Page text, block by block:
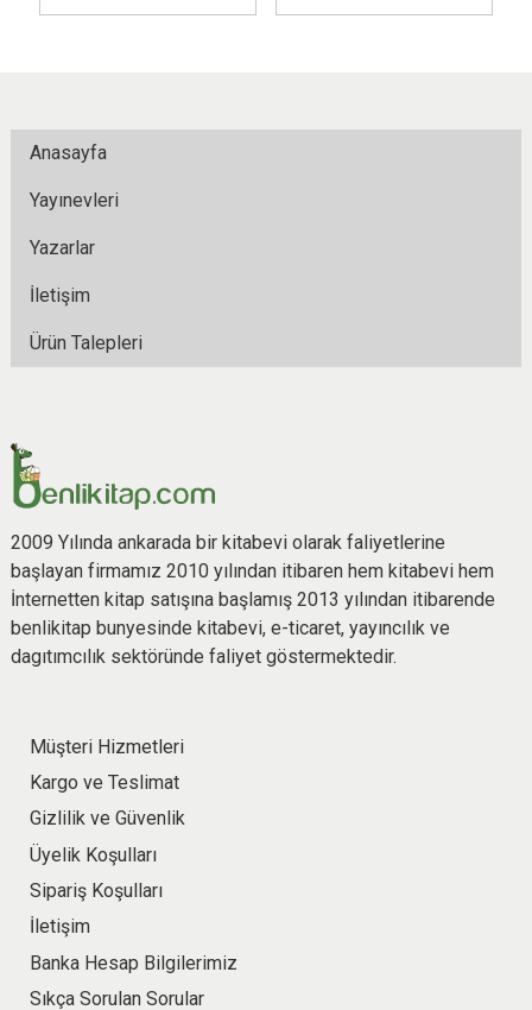
Anasayfa
Yayınevleri
Yazarlar
İletişim
Ürün Talepleri
2009 Yılında ankarada bir kitabevi olarak faliyetlerine
başlayan firmamız 2010 yılından itibaren hem kitabevi hem
İnternetten kitap satışına başlamış 2013 yılından itibarende
benlikitap bunyesinde kitabevi, e-ticaret, yayıncılık ve
dagıtımcılık sektöründe faliyet göstermektedir.
Müşteri Hizmetleri
Kargo ve Teslimat
Gizlilik ve Güvenlik
Üyelik Koşulları
Sipariş Koşulları
İletişim
Banka Hesap Bilgilerimiz
Sıkça Sorulan Sorular